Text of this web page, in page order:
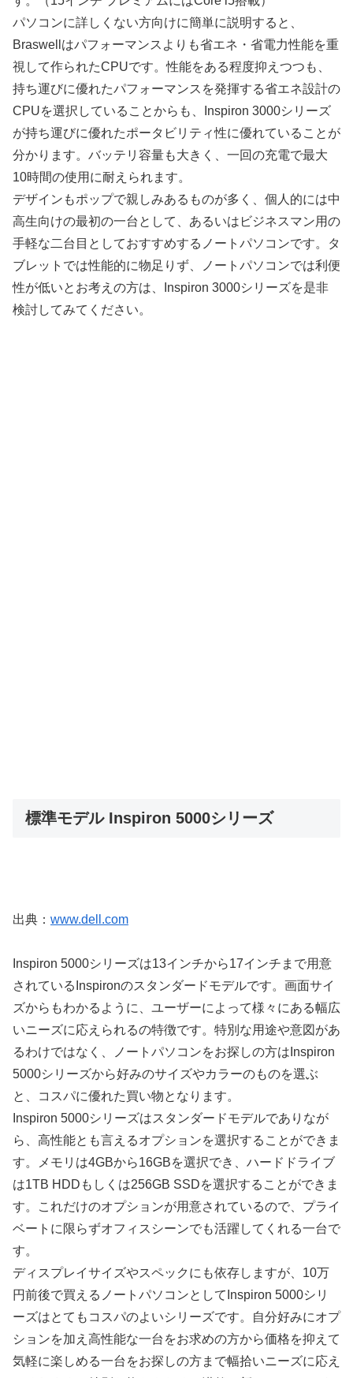
パソコンに詳しくない方向けに簡単に説明すると、
Braswellはパフォーマンスよりも省エネ・省電力性能を重
視して作られたCPUです。性能をある程度抑えつつも、
持ち運びに優れたパフォーマンスを発揮する省エネ設計の
CPUを選択していることからも、Inspiron 3000シリーズ
が持ち運びに優れたポータビリティ性に優れていることが
分かります。バッテリ容量も大きく、一回の充電で最大
10時間の使用に耐えられます。
デザインもポップで親しみあるものが多く、個人的には中
高生向けの最初の一台として、あるいはビジネスマン用の
手軽な二台目としておすすめするノートパソコンです。タ
ブレットでは性能的に物足りず、ノートパソコンでは利便
性が低いとお考えの方は、Inspiron 3000シリーズを是非
検討してみてください。
標準モデル Inspiron 5000シリーズ
出典： www.dell.com
Inspiron 5000シリーズは13インチから17インチまで用意
されているInspironのスタンダードモデルです。画面サイ
ズからもわかるように、ユーザーによって様々にある幅広
いニーズに応えられるの特徴です。特別な用途や意図があ
るわけではなく、ノートパソコンをお探しの方はInspiron
5000シリーズから好みのサイズやカラーのものを選ぶ
と、コスパに優れた買い物となります。
Inspiron 5000シリーズはスタンダードモデルでありなが
ら、高性能とも言えるオプションを選択することができま
す。メモリは4GBから16GBを選択でき、ハードドライブ
は1TB HDDもしくは256GB SSDを選択することができま
す。これだけのオプションが用意されているので、プライ
ベートに限らずオフィスシーンでも活躍してくれる一台で
す。
ディスプレイサイズやスペックにも依存しますが、10万
円前後で買えるノートパソコンとしてInspiron 5000シリ
ーズはとてもコスパのよいシリーズです。自分好みにオプ
ションを加え高性能な一台をお求めの方から価格を抑えて
気軽に楽しめる一台をお探しの方まで幅拾いニーズに応え